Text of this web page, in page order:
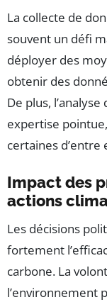
La collecte de
souvent un défi
déployer des
obtenir des
De plus,
expertise
certaines
Impact des
actions
Les décisions
fortement
carbone. La
l’environnement